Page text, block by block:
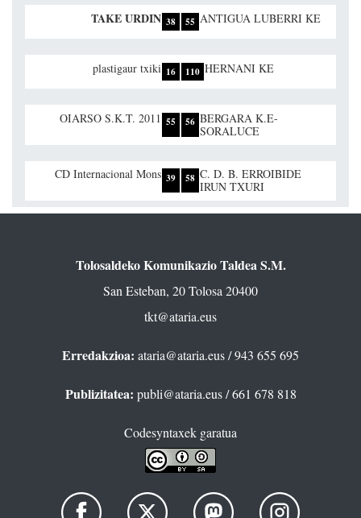
TAKE URDIN 38 55 ANTIGUA LUBERRI KE
plastigaur txiki 16 110 HERNANI KE
OIARSO S.K.T. 2011 55 56 BERGARA K.E-
SORALUCE
CD Internacional Mons 39 58 C. D. B. ERROIBIDE
IRUN TXURI
Tolosaldeko Komunikazio Taldea S.M.
San Esteban, 20 Tolosa 20400
tkt@ataria.eus
Erredakzioa: ataria@ataria.eus/ 943 655 695
Publizitatea: publi@ataria.eus/ 661 678 818
Codesyntaxek garatua